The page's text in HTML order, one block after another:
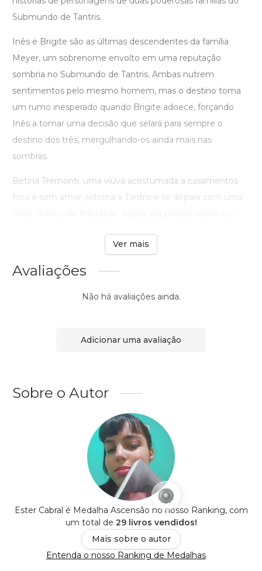
Submundo de Tantris.
Inês e Brigite são as últimas descendentes da família
Meyer, um sobrenome envolto em uma reputação
sombria no Submundo de Tantris. Ambas nutrem
sentimentos pelo mesmo homem, mas o destino toma
um rumo inesperado quando Brigite adoece, forçando
Inês a tomar uma decisão que selará para sempre o
destino dos três, mergulhando-os ainda mais nas
sombras.
Betina Tremonti, uma viúva acostumada a casamentos
frios e sem amor, retorna a Tantris e se depara com uma
Ver mais
Avaliações
Não há avaliações ainda.
Adicionar uma avaliação
Sobre o Autor
Ester Cabral é Medalha Ascensão no nosso Ranking, com
um total de 29 livros vendidos!
Mais sobre o autor
Entenda o nosso Ranking de Medalhas